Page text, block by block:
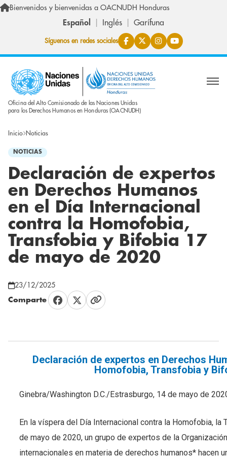
Pasar al contenido principal
Bienvenidos y bienvenidas a OACNUDH Honduras
Español Inglés Garífuna
Síguenos en redes sociales
Oficina del Alto Comisionado de las Naciones Unidas
para los Derechos Humanos en Honduras (OACNUDH)
Inicio Noticias
NOTICIAS
Declaración de expertos
en Derechos Humanos
en el Día Internacional
contra la Homofobia,
Transfobia y Bifobia 17
de mayo de 2020
23/12/2025
Comparte
Declaración de expertos en Derechos
Homofobia, Transfobia y
Ginebra/Washington D.C./Estrasburgo, 14 de mayo de
En la víspera del Día Internacional contra la Homofobia,
de mayo de 2020, un grupo de expertos de la
internacionales en materia de derechos humanos* hacen